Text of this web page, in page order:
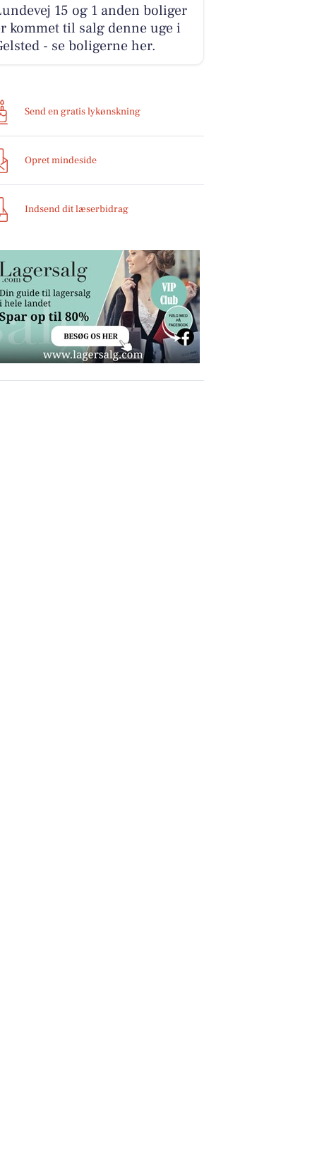
15 og 1 anden boliger
kommet til salg denne uge i
- se boligerne her.
Send en gratis lykønskning
Opret mindeside
Indsend dit læserbidrag